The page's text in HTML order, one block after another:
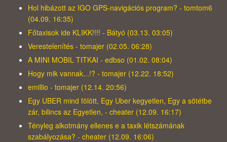
Hol hibázott az IGO GPS-navigációs program? - tomtom6
(04.09. 16:35)
Főtaxisok ide KLIKK!!!! - Bátyó (03.13. 03:05)
Verestelenítés - tomajer (02.05. 06:28)
A MINI MOBIL TITKAI - edbso (01.02. 08:04)
Hogy mik vannak...!? - tomajer (12.22. 18:52)
emillio - tomajer (12.14. 20:56)
Egy UBER mind fölött, Egy Uber kegyetlen, Egy a sötétbe
zár, bilincs az Egyetlen, - cheater (12.09. 16:17)
Tényleg alkotmány ellenes e a taxik létszámának
szabályozása? - cheater (12.09. 16:06)